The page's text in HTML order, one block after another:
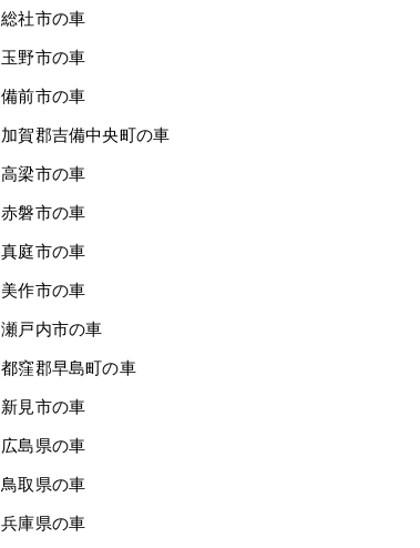
総社市の車
玉野市の車
備前市の車
加賀郡吉備中央町の車
高梁市の車
赤磐市の車
真庭市の車
美作市の車
瀬戸内市の車
都窪郡早島町の車
新見市の車
広島県の車
鳥取県の車
兵庫県の車